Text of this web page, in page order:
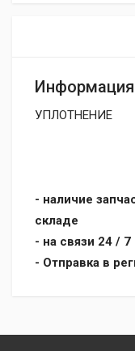
Информация
УПЛОТНЕНИЕ
- наличие
складе
- на связи 24 / 7
- Отправка в